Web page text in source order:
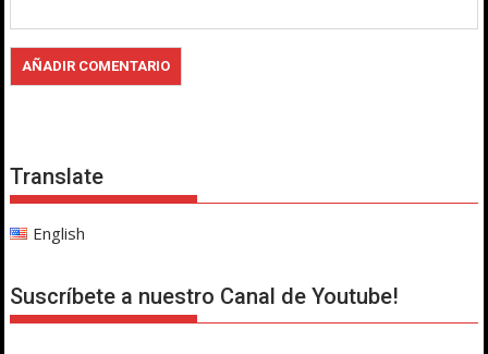
Translate
English
Suscríbete a nuestro Canal de Youtube!